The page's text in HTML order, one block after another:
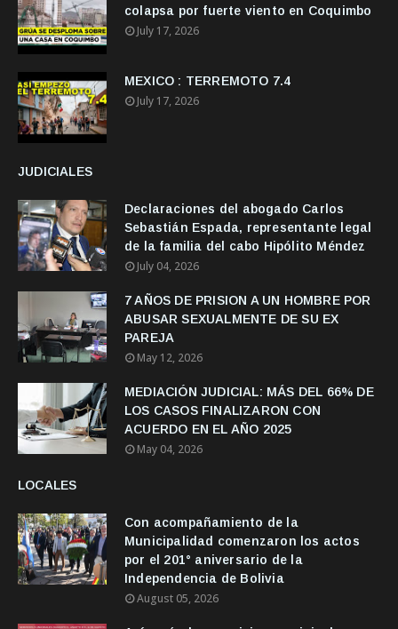
colapsa por fuerte viento en Coquimbo
July 17, 2026
MEXICO : TERREMOTO 7.4
July 17, 2026
JUDICIALES
Declaraciones del abogado Carlos
Sebastián Espada, representante legal
de la familia del cabo Hipólito Méndez
July 04, 2026
7 AÑOS DE PRISION A UN HOMBRE POR
ABUSAR SEXUALMENTE DE SU EX
PAREJA
May 12, 2026
MEDIACIÓN JUDICIAL: MÁS DEL 66% DE
LOS CASOS FINALIZARON CON
ACUERDO EN EL AÑO 2025
May 04, 2026
LOCALES
Con acompañamiento de la
Municipalidad comenzaron los actos
por el 201° aniversario de la
Independencia de Bolivia
August 05, 2026